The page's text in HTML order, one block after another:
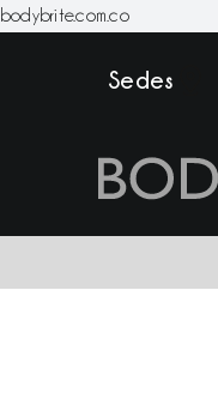
bodybrite.com.coSkip
content
Sedes